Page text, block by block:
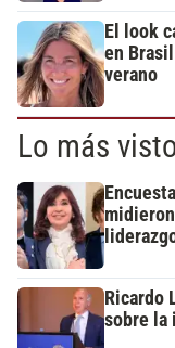
El look
en
verano
Lo más
Ricardo
sobre la